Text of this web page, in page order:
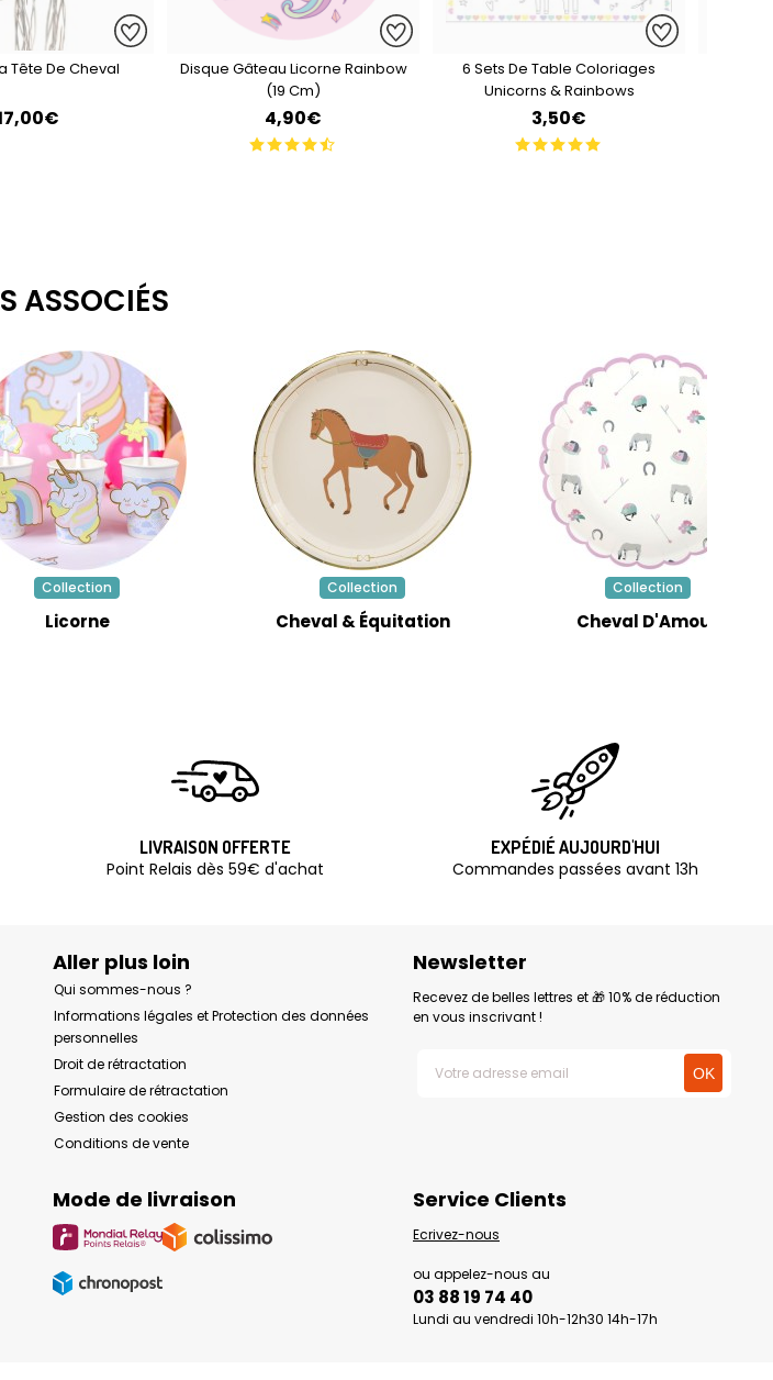
Tête De Cheval
Disque Gâteau Licorne Rainbow
(19 Cm)
4,90€
6 Sets De Table Coloriages
Unicorns & Rainbows
3,50€
ASSOCIÉS
Collection
Licorne
Collection
Cheval & Équitation
Collection
Cheval D'Amour
LIVRAISON OFFERTE
Point Relais dès 59€ d'achat
EXPÉDIÉ AUJOURD'HUI
Commandes passées avant 13h
Aller plus loin
Qui sommes-nous ?
Informations légales et Protection des données
personnelles
Droit de rétractation
Formulaire de rétractation
Gestion des cookies
Conditions de vente
Newsletter
Recevez de belles lettres et 🎁 10% de réduction
en vous inscrivant !
Mode de livraison Service Clients
Ecrivez-nous
ou appelez-nous au
03 88 19 74 40
Lundi au vendredi 10h-12h30 14h-17h